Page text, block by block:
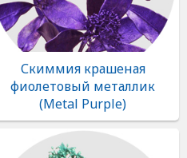
Скиммия крашеная
фиолетовый металлик
(Metal Purple)